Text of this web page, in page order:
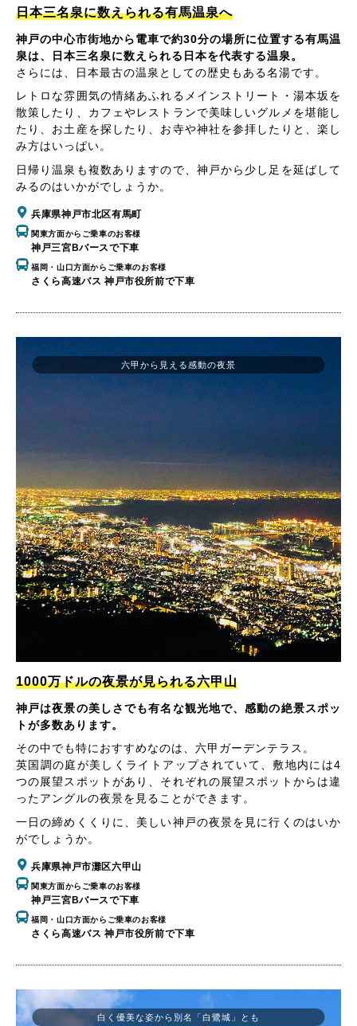
日本三名泉に数えられる有馬温泉へ
神戸の中心市街地から電車で約30分の場所に位置する有馬温
泉は、日本三名泉に数えられる日本を代表する温泉。
さらには、日本最古の温泉としての歴史もある名湯です。
レトロな雰囲気の情緒あふれるメインストリート・湯本坂を
散策したり、カフェやレストランで美味しいグルメを堪能し
たり、お土産を探したり、お寺や神社を参拝したりと、楽し
み方はいっぱい。
日帰り温泉も複数ありますので、神戸から少し足を延ばして
みるのはいかがでしょうか。
兵庫県神戸市北区有馬町
関東方面からご乗車のお客様
神戸三宮Bバースで下車
福岡・山口方面からご乗車のお客様
さくら高速バス 神戸市役所前で下車
1000万ドルの夜景が見られる六甲山
神戸は夜景の美しさでも有名な観光地で、感動の絶景スポッ
トが多数あります。
その中でも特におすすめなのは、六甲ガーデンテラス。
英国調の庭が美しくライトアップされていて、敷地内には4
つの展望スポットがあり、それぞれの展望スポットからは違
ったアングルの夜景を見ることができます。
一日の締めくくりに、美しい神戸の夜景を見に行くのはいか
がでしょうか。
兵庫県神戸市灘区六甲山
関東方面からご乗車のお客様
神戸三宮Bバースで下車
福岡・山口方面からご乗車のお客様
さくら高速バス 神戸市役所前で下車
六甲から見える感動の夜景
白く優美な姿から別名「白鷺城」とも